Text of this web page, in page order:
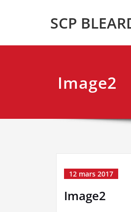
SCP
Image2
12 mars 2017
Image2